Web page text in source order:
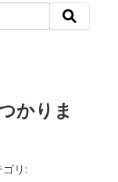
かりま
ゴリ: